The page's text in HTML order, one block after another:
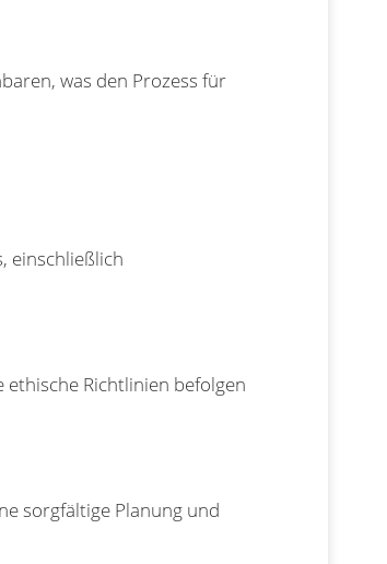
was den Prozess für
einschließlich
Richtlinien befolgen
sorgfältige Planung und